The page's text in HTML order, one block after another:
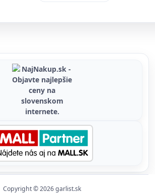
Copyright © 2026 garlist.sk